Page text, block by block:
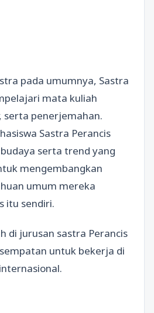
pada umumnya, Sastra
mata kuliah
serta penerjemahan.
Sastra Perancis
serta trend yang
mengembangkan
umum mereka
itu sendiri.
di jurusan sastra Perancis
untuk bekerja di